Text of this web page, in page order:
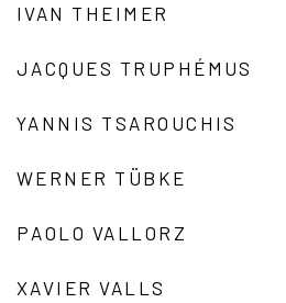
IVAN THEIMER
JACQUES TRUPHÉMUS
YANNIS TSAROUCHIS
WERNER TÜBKE
PAOLO VALLORZ
XAVIER VALLS